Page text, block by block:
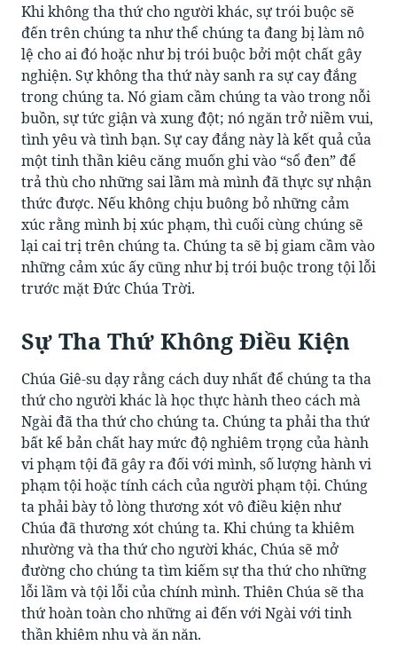
Khi không tha thứ cho người khác, sự trói buộc sẽ
đến trên chúng ta như thể chúng ta đang bị làm nô
lệ cho ai đó hoặc như bị trói buộc bởi một chất gây
nghiện. Sự không tha thứ này sanh ra sự cay đắng
trong chúng ta. Nó giam cầm chúng ta vào trong nỗi
buồn, sự tức giận và xung đột; nó ngăn trở niềm vui,
tình yêu và tình bạn. Sự cay đắng này là kết quả của
một tinh thần kiêu căng muốn ghi vào “sổ đen” để
trả thù cho những sai lầm mà mình đã thực sự nhận
thức được. Nếu không chịu buông bỏ những cảm
xúc rằng mình bị xúc phạm, thì cuối cùng chúng sẽ
lại cai trị trên chúng ta. Chúng ta sẽ bị giam cầm vào
những cảm xúc ấy cũng như bị trói buộc trong tội lỗi
trước mặt Đức Chúa Trời.
Sự Tha Thứ Không Điều Kiện
Chúa Giê-su dạy rằng cách duy nhất để chúng ta tha
thứ cho người khác là học thực hành theo cách mà
Ngài đã tha thứ cho chúng ta. Chúng ta phải tha thứ
bất kể bản chất hay mức độ nghiêm trọng của hành
vi phạm tội đã gây ra đối với mình, số lượng hành vi
phạm tội hoặc tính cách của người phạm tội. Chúng
ta phải bày tỏ lòng thương xót vô điều kiện như
Chúa đã thương xót chúng ta. Khi chúng ta khiêm
nhường và tha thứ cho người khác, Chúa sẽ mở
đường cho chúng ta tìm kiếm sự tha thứ cho những
lỗi lầm và tội lỗi của chính mình. Thiên Chúa sẽ tha
thứ hoàn toàn cho những ai đến với Ngài với tinh
thần khiêm nhu và ăn năn.